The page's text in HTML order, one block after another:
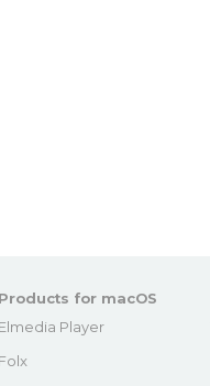
Products for macOS
Elmedia Player
Folx